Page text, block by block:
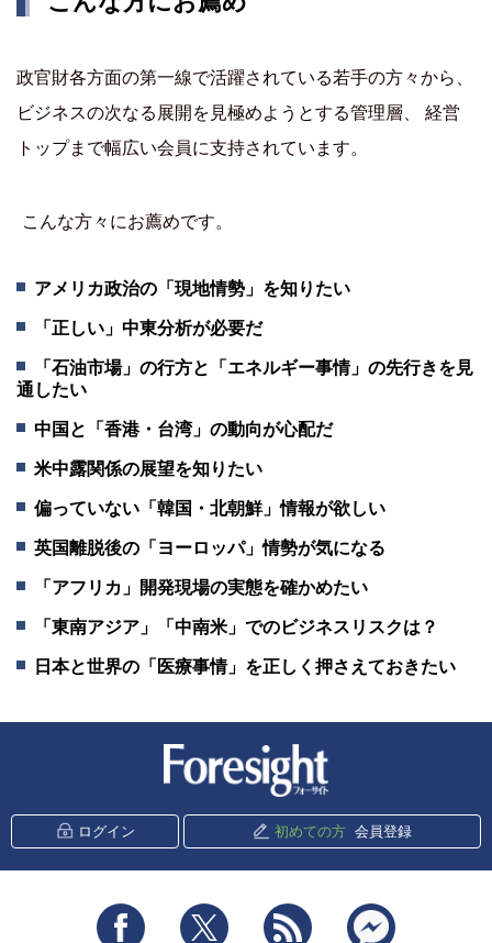
政官財各方面の第一線で活躍されている若手の方々から、
ビジネスの次なる展開を見極めようとする管理層、 経営
トップまで幅広い会員に支持されています。
こんな方々にお薦めです。
アメリカ政治の「現地情勢」を知りたい
「正しい」中東分析が必要だ
「石油市場」の行方と「エネルギー事情」の先行きを見
通したい
中国と「香港・台湾」の動向が心配だ
米中露関係の展望を知りたい
偏っていない「韓国・北朝鮮」情報が欲しい
英国離脱後の「ヨーロッパ」情勢が気になる
「アフリカ」開発現場の実態を確かめたい
「東南アジア」「中南米」でのビジネスリスクは？
日本と世界の「医療事情」を正しく押さえておきたい
ログイン 初めての方 会員登録
Facebook Twitter RSS